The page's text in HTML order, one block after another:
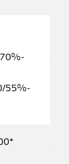
55%-